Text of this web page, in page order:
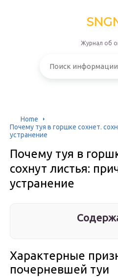
Журнал об
Home
Почему туя в горшке сохнет.
устранение
Почему туя в
сохнут листья:
устранение
Характерные
почерневшей туи